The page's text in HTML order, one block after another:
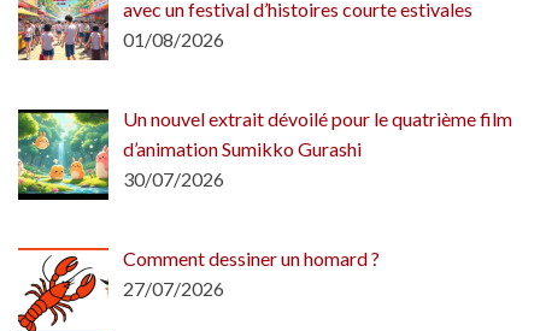
avec un festival d’histoires courte estivales
01/08/2026
Un nouvel extrait dévoilé pour le quatrième film
d’animation Sumikko Gurashi
30/07/2026
Comment dessiner un homard ?
27/07/2026